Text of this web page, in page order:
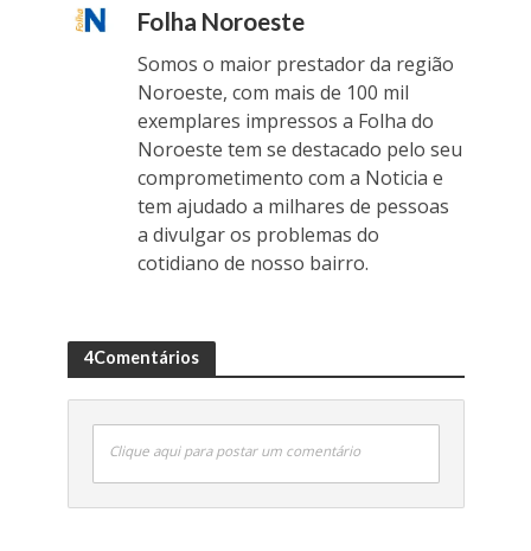
Folha Noroeste
Somos o maior prestador da região
Noroeste, com mais de 100 mil
exemplares impressos a Folha do
Noroeste tem se destacado pelo seu
comprometimento com a Noticia e
tem ajudado a milhares de pessoas
a divulgar os problemas do
cotidiano de nosso bairro.
4Comentários
Clique aqui para postar um comentário